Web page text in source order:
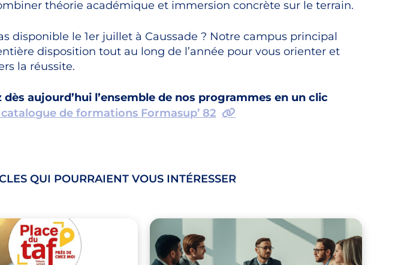
théorie académique et immersion concrète sur le terrain.
disponible le 1er juillet à Caussade ? Notre campus principal
disposition tout au long de l’année pour vous orienter et
la réussite.
dès aujourd’hui l’ensemble de nos programmes en un clic
de formations Formasup’ 82
QUI POURRAIENT VOUS INTÉRESSER